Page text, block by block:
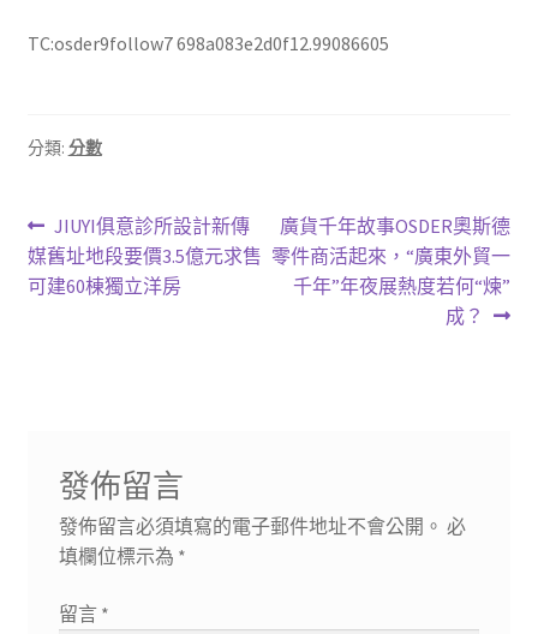
TC:osder9follow7 698a083e2d0f12.99086605
分類: 分數
文
章
上
一
篇
JIUYI俱意診所設計新傳
媒舊址地段要價3.5億元求售
可建60棟獨立洋房
下
一
篇
廣貨千年故事OSDER奧斯德
零件商活起來，“廣東外貿一
千年”年夜展熱度若何“煉”
成？
發佈留言
發佈留言必須填寫的電子郵件地址不會公開。 必
填欄位標示為 *
留言 *